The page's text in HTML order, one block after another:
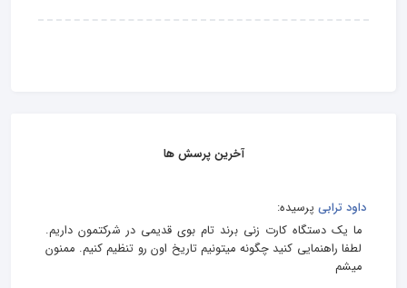
آخرین پرسش ها
داود ترابی پرسیده:
ما یک دستگاه کارت زنی برند تام بوی قدیمی در شرکتمون داریم.
لطفا راهنمایی کنید چگونه میتونیم تاریخ اون رو تنظیم کنیم. ممنون
میشم